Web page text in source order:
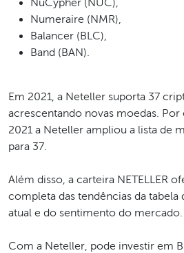
Numeraire (NMR),
Balancer (BLC),
Band (BAN).
Em 2021, a Neteller suporta 37
acrescentando novas moedas.
2021 a Neteller ampliou a lista de
para 37.
Além disso, a carteira NETELLER
completa das tendências da
atual e do sentimento do mercado.
Com a Neteller, pode investir em